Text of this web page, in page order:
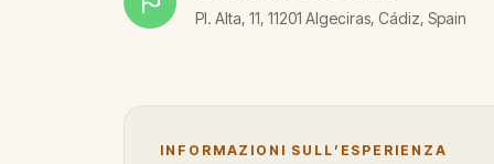
Pl. Alta, 11, 11201 Algeciras, Cádiz, Spain
INFORMAZIONI SULL’ESPERIENZA